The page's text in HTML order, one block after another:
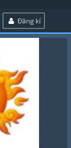
Đăng kí